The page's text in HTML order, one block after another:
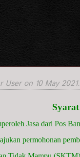
User on 10 May 2021
Jasa dari Pos
permohonan